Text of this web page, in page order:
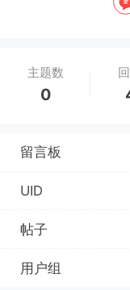
主题数
0
留言板
UID
帖子
用户组